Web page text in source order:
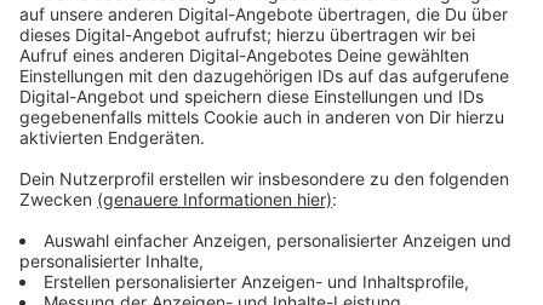
Übers ganze Wochenende findet außerdem das
Frühlingsfest in der Wiesdorfer Fußgängerzone statt,
mit Blumenständen und verkaufsoffenem Sonntag.
Das bringt auch Straßensperrungen mit sich. Wann und
wo die Stadt Straßen und Parkplätze dichtmacht,
haben wir euch auf rl.de zusammengefasst.
Anzeige